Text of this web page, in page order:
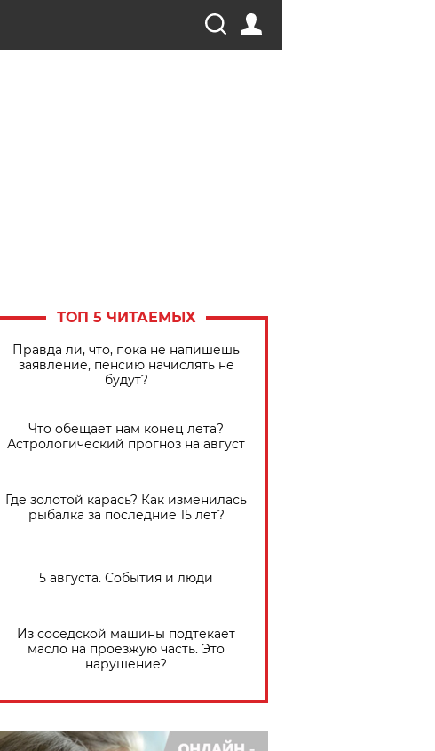
ТОП 5 ЧИТАЕМЫХ
Правда ли, что, пока не напишешь
заявление, пенсию начислять не
будут?
​Что обещает нам конец лета?
Астрологический прогноз на август
Где золотой карась? Как изменилась
рыбалка за последние 15 лет?
5 августа. События и люди
Из соседской машины подтекает
масло на проезжую часть. Это
нарушение?